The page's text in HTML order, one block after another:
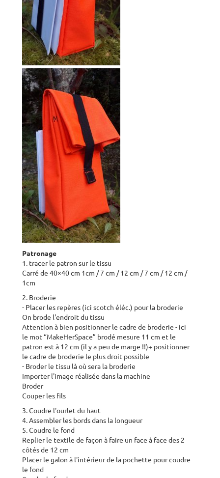
Patronage
1. tracer le patron sur le tissu
Carré de 40×40 cm 1cm / 7 cm / 12 cm / 7 cm / 12 cm /
1cm
2. Broderie
- Placer les repères (ici scotch éléc.) pour la broderie
On brode l'endroit du tissu
Attention à bien positionner le cadre de broderie - ici
le mot “MakeHerSpace” brodé mesure 11 cm et le
patron est à 12 cm (il y a peu de marge !!)+ positionner
le cadre de broderie le plus droit possible
- Broder le tissu là où sera la broderie
Importer l'image réalisée dans la machine
Broder
Couper les fils
3. Coudre l'ourlet du haut
4. Assembler les bords dans la longueur
5. Coudre le fond
Replier le textile de façon à faire un face à face des 2
côtés de 12 cm
Placer le galon à l'intérieur de la pochette pour coudre
le fond